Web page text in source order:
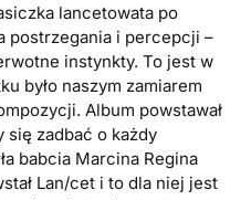
lancetowata po
postrzegania i percepcji –
instynkty. To jest w
było naszym zamiarem
Album powstawał
się zadbać o każdy
babcia Marcina Regina
Lan/cet i to dla niej jest